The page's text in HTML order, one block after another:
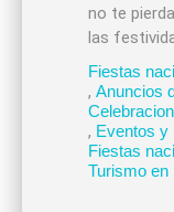
no te
las
Fiestas
, Anuncios
, Eventos y
Fiestas
Turismo en